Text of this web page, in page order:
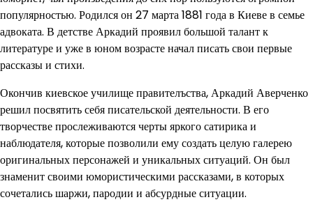
популярностью. Родился он 27 марта 1881 года в Киеве в семье
адвоката. В детстве Аркадий проявил большой талант к
литературе и уже в юном возрасте начал писать свои первые
рассказы и стихи.
Окончив киевское училище правителъства, Аркадий Аверченко
решил посвятить себя писательской деятельности. В его
творчестве прослеживаются черты яркого сатирика и
наблюдателя, которые позволили ему создать целую галерею
оригинальных персонажей и уникальных ситуаций. Он был
знаменит своими юмористическими рассказами, в которых
сочетались шаржи, пародии и абсурдные ситуации.